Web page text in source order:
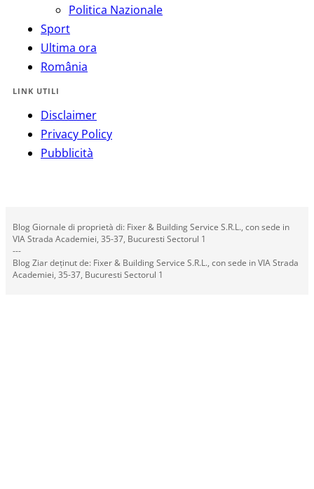
Politica Nazionale
Sport
Ultima ora
România
LINK UTILI
Disclaimer
Privacy Policy
Pubblicità
Blog Giornale di proprietà di: Fixer & Building Service S.R.L., con sede in
VIA Strada Academiei, 35-37, Bucuresti Sectorul 1
---
Blog Ziar deținut de: Fixer & Building Service S.R.L., con sede in VIA Strada
Academiei, 35-37, Bucuresti Sectorul 1